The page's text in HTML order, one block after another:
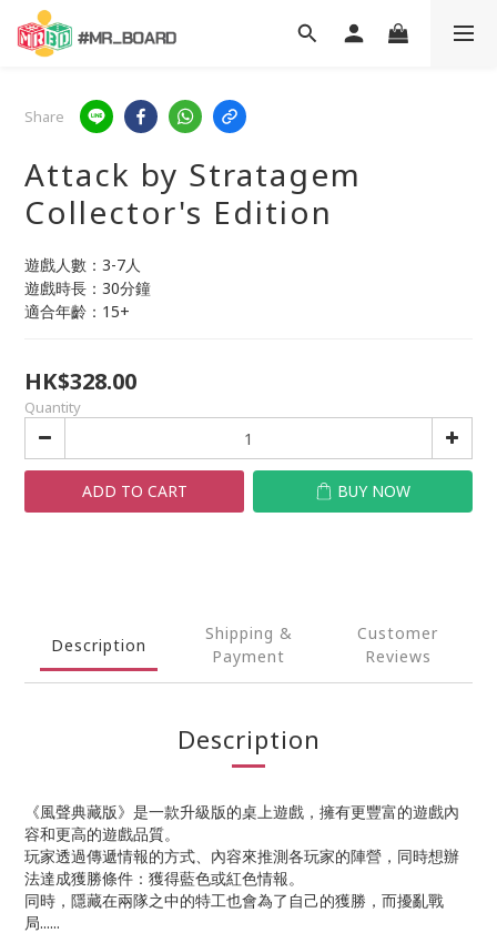
Share
Attack by Stratagem
Collector's Edition
遊戲人數：3-7人
遊戲時長：30分鐘
適合年齡：15+
HK$328.00
Quantity
ADD TO CART BUY NOW
Description
Shipping &
Payment
Customer
Reviews
Description
《風聲典藏版》是一款升級版的桌上遊戲，擁有更豐富的遊戲內
容和更高的遊戲品質。
玩家透過傳遞情報的方式、內容來推測各玩家的陣營，同時想辦
法達成獲勝條件：獲得藍色或紅色情報。
同時，隱藏在兩隊之中的特工也會為了自己的獲勝，而擾亂戰
局......